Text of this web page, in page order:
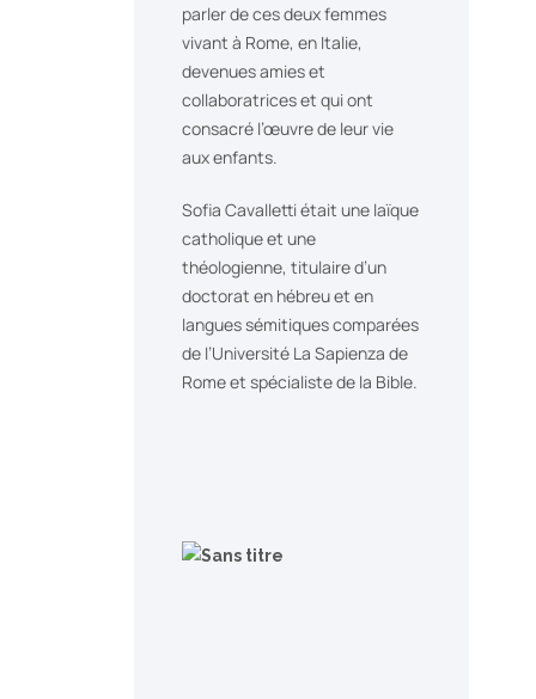
parler de ces deux femmes
vivant à Rome, en Italie,
devenues amies et
collaboratrices et qui ont
consacré l’œuvre de leur vie
aux enfants.
Sofia Cavalletti était une laïque
catholique et une
théologienne, titulaire d’un
doctorat en hébreu et en
langues sémitiques comparées
de l’Université La Sapienza de
Rome et spécialiste de la Bible.